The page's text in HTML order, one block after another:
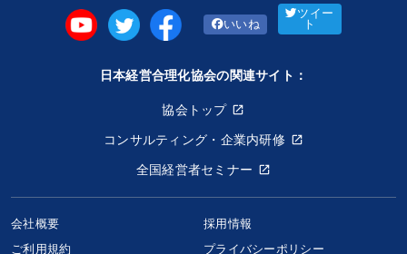
いいね
ツイー
ト
日本経営合理化協会の関連サイト：
協会トップ
コンサルティング・企業内研修
全国経営者セミナー
会社概要
採用情報
ご利用規約
プライバシーポリシー